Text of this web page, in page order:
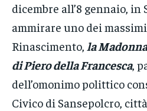
dicembre all’8 gennaio, in
ammirare uno dei
Rinascimento, la
di Piero della Francesca,
dell’omonimo polittico
Civico di Sansepolcro,